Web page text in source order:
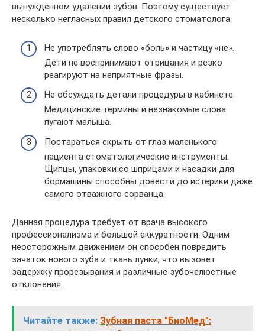
вынужденном удалении зубов. Поэтому существует
несколько негласных правил детского стоматолога.
Не употреблять слово «боль» и частицу «не».
Дети не воспринимают отрицания и резко
реагируют на неприятные фразы.
Не обсуждать детали процедуры в кабинете.
Медицинские термины и незнакомые слова
пугают малыша.
Постараться скрыть от глаз маленького
пациента стоматологические инструменты.
Щипцы, упаковки со шприцами и насадки для
бормашины способны довести до истерики даже
самого отважного сорванца.
Данная процедура требует от врача высокого
профессионализма и большой аккуратности. Одним
неосторожным движением он способен повредить
зачаток нового зуба и ткань лунки, что вызовет
задержку прорезывания и различные зубочелюстные
отклонения.
Читайте также: Зубная паста "БиоМед":